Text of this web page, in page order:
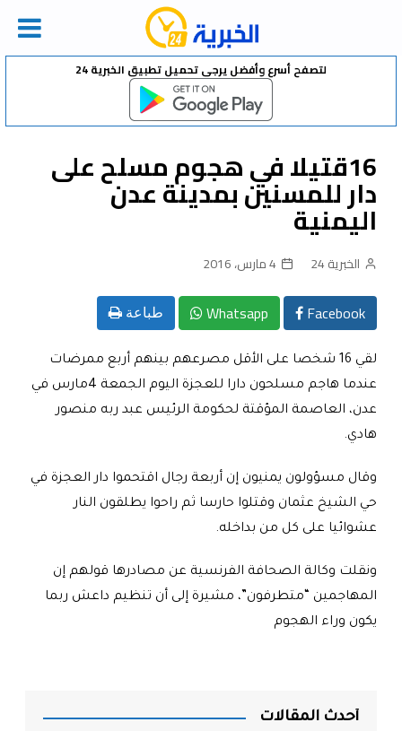
Skip
لتصفح أسرع وأفضل يرجى تحميل تطبيق الخبرية 24
16قتيلا في هجوم مسلح على
دار للمسنين بمدينة عدن
اليمنية
الخبرية 24 4 مارس، 2016
Facebook
Whatsapp طباعة
لقي 16 شخصا على الأقل مصرعهم بينهم أربع ممرضات
عندما هاجم مسلحون دارا للعجزة اليوم الجمعة 4مارس في
عدن، العاصمة المؤقتة لحكومة الرئيس عبد ربه منصور
هادي.
وقال مسؤولون يمنيون إن أربعة رجال اقتحموا دار العجزة في
حي الشيخ عثمان وقتلوا حارسا ثم راحوا يطلقون النار
عشوائيا على كل من بداخله.
ونقلت وكالة الصحافة الفرنسية عن مصادرها قولهم إن
المهاجمين “متطرفون”، مشيرة إلى أن تنظيم داعش ربما
يكون وراء الهجوم
أحدث المقالات